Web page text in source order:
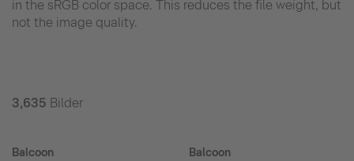
in the sRGB color space. This reduces the file weight, but
not the image quality.
3,635 Bilder
Balcoon Balcoon